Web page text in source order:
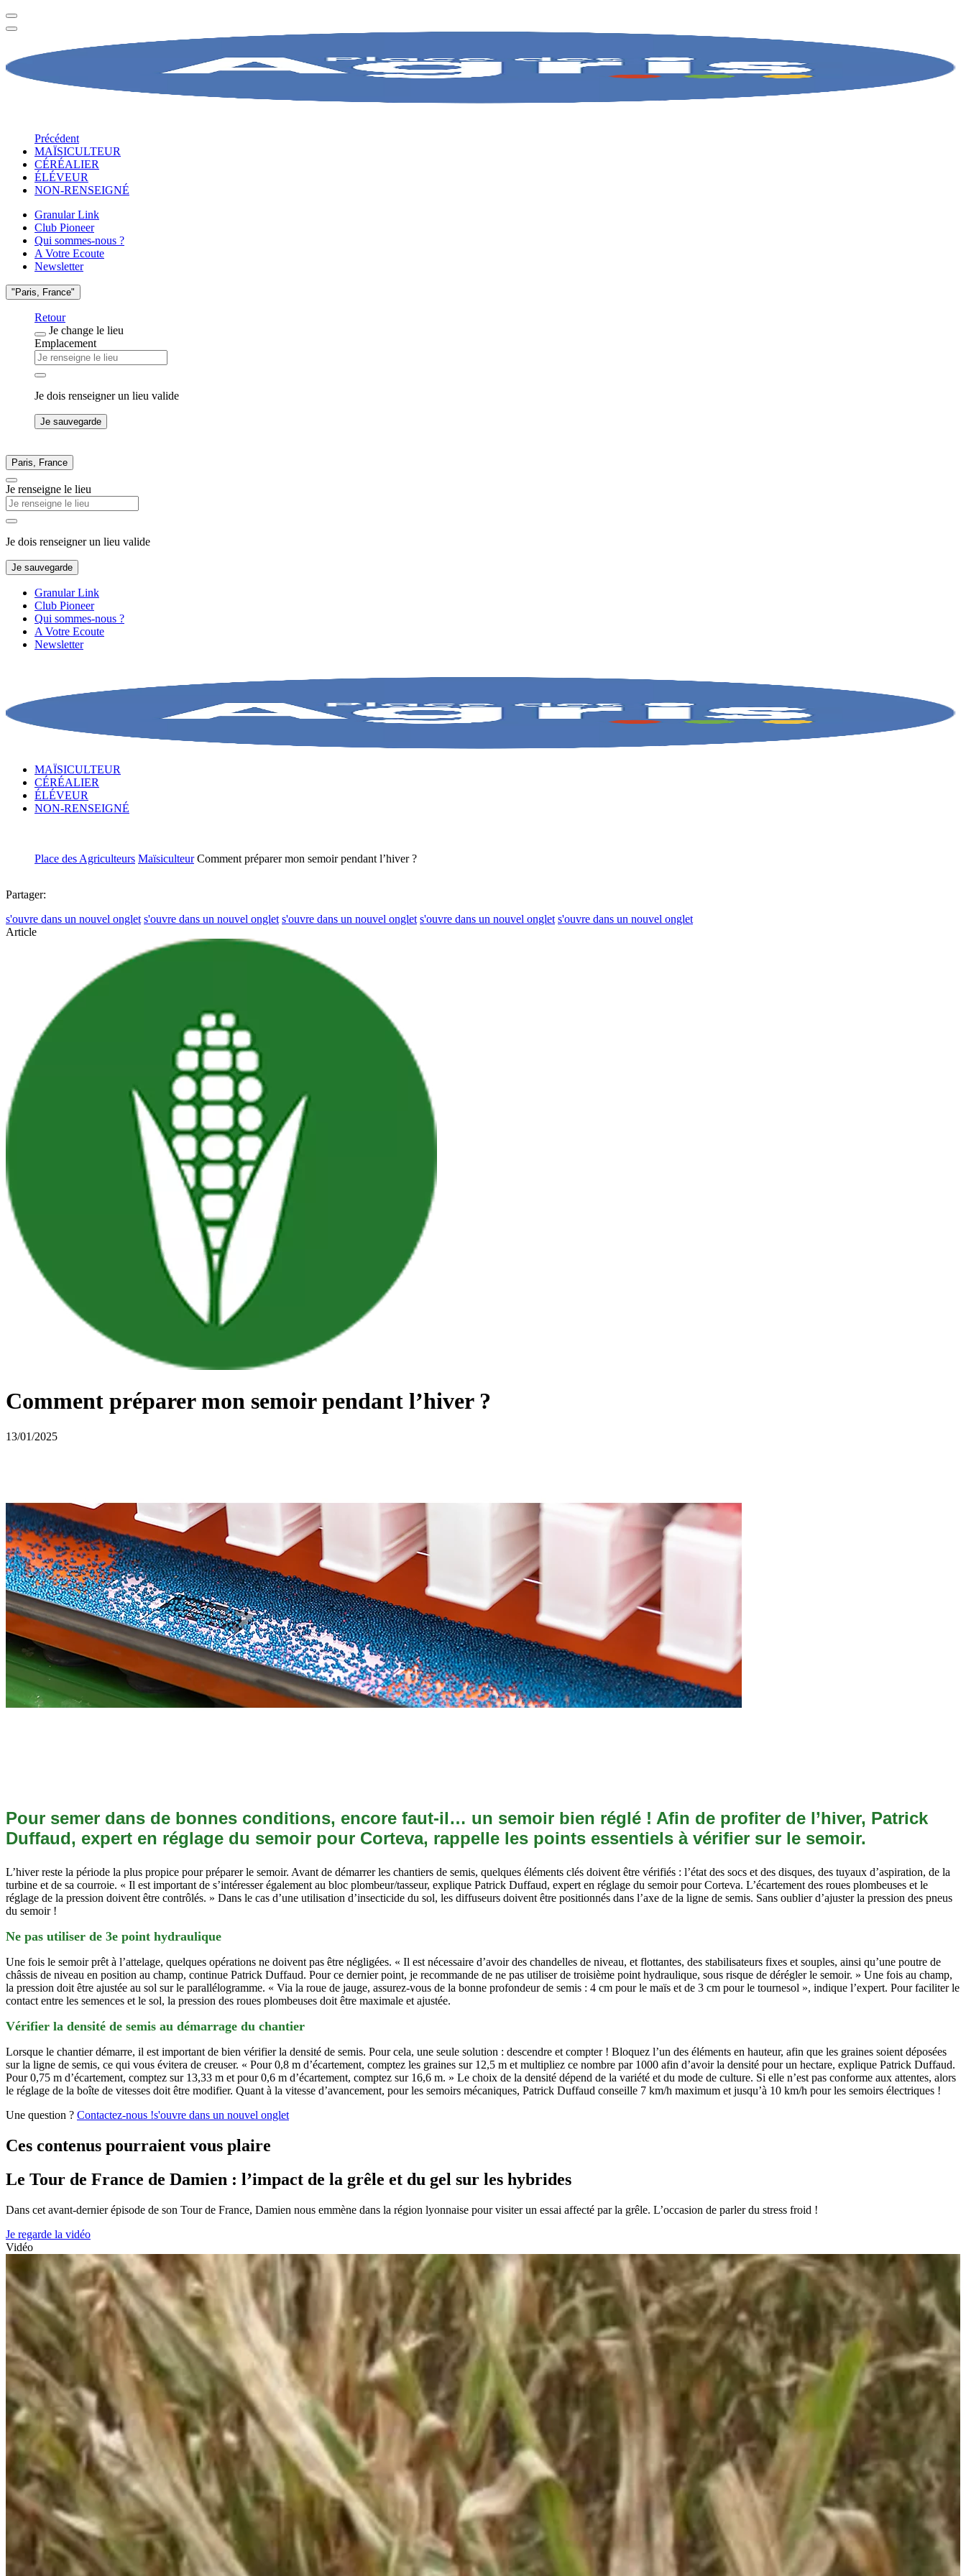
Précédent
MAÏSICULTEUR
CÉRÉALIER
ÉLÉVEUR
NON-RENSEIGNÉ
Granular Link
Club Pioneer
Qui sommes-nous ?
A Votre Ecoute
Newsletter
"Paris, France"
Retour
Je change le lieu
Emplacement
Je dois renseigner un lieu valide
Je sauvegarde
Paris, France
Je renseigne le lieu
Je dois renseigner un lieu valide
Je sauvegarde
Granular Link
Club Pioneer
Qui sommes-nous ?
A Votre Ecoute
Newsletter
MAÏSICULTEUR
CÉRÉALIER
ÉLÉVEUR
NON-RENSEIGNÉ
Place des Agriculteurs Maïsiculteur Comment préparer mon semoir pendant l’hiver ?
Partager:
s'ouvre dans un nouvel onglet s'ouvre dans un nouvel onglet s'ouvre dans un nouvel onglet s'ouvre dans un nouvel onglet s'ouvre dans un nouvel onglet
Article
Comment préparer mon semoir pendant l’hiver ?
13/01/2025
Pour semer dans de bonnes conditions, encore faut-il… un semoir bien réglé ! Afin de profiter de l’hiver, Patrick
Duffaud, expert en réglage du semoir pour Corteva, rappelle les points essentiels à vérifier sur le semoir.
L’hiver reste la période la plus propice pour préparer le semoir. Avant de démarrer les chantiers de semis, quelques éléments clés doivent être vérifiés : l’état des socs et des disques, des tuyaux d’aspiration, de la
turbine et de sa courroie. « Il est important de s’intéresser également au bloc plombeur/tasseur, explique Patrick Duffaud, expert en réglage du semoir pour Corteva. L’écartement des roues plombeuses et le
réglage de la pression doivent être contrôlés. » Dans le cas d’une utilisation d’insecticide du sol, les diffuseurs doivent être positionnés dans l’axe de la ligne de semis. Sans oublier d’ajuster la pression des pneus
du semoir !
Ne pas utiliser de 3e point hydraulique
Une fois le semoir prêt à l’attelage, quelques opérations ne doivent pas être négligées. « Il est nécessaire d’avoir des chandelles de niveau, et flottantes, des stabilisateurs fixes et souples, ainsi qu’une poutre de
châssis de niveau en position au champ, continue Patrick Duffaud. Pour ce dernier point, je recommande de ne pas utiliser de troisième point hydraulique, sous risque de dérégler le semoir. » Une fois au champ,
la pression doit être ajustée au sol sur le parallélogramme. « Via la roue de jauge, assurez-vous de la bonne profondeur de semis : 4 cm pour le maïs et de 3 cm pour le tournesol », indique l’expert. Pour faciliter le
contact entre les semences et le sol, la pression des roues plombeuses doit être maximale et ajustée.
Vérifier la densité de semis au démarrage du chantier
Lorsque le chantier démarre, il est important de bien vérifier la densité de semis. Pour cela, une seule solution : descendre et compter ! Bloquez l’un des éléments en hauteur, afin que les graines soient déposées
sur la ligne de semis, ce qui vous évitera de creuser. « Pour 0,8 m d’écartement, comptez les graines sur 12,5 m et multipliez ce nombre par 1000 afin d’avoir la densité pour un hectare, explique Patrick Duffaud.
Pour 0,75 m d’écartement, comptez sur 13,33 m et pour 0,6 m d’écartement, comptez sur 16,6 m. » Le choix de la densité dépend de la variété et du mode de culture. Si elle n’est pas conforme aux attentes, alors
le réglage de la boîte de vitesses doit être modifier. Quant à la vitesse d’avancement, pour les semoirs mécaniques, Patrick Duffaud conseille 7 km/h maximum et jusqu’à 10 km/h pour les semoirs électriques !
Une question ? Contactez-nous !s'ouvre dans un nouvel onglet
Ces contenus pourraient vous plaire
Le Tour de France de Damien : l’impact de la grêle et du gel sur les hybrides
Dans cet avant-dernier épisode de son Tour de France, Damien nous emmène dans la région lyonnaise pour visiter un essai affecté par la grêle. L’occasion de parler du stress froid !
Je regarde la vidéo
Vidéo